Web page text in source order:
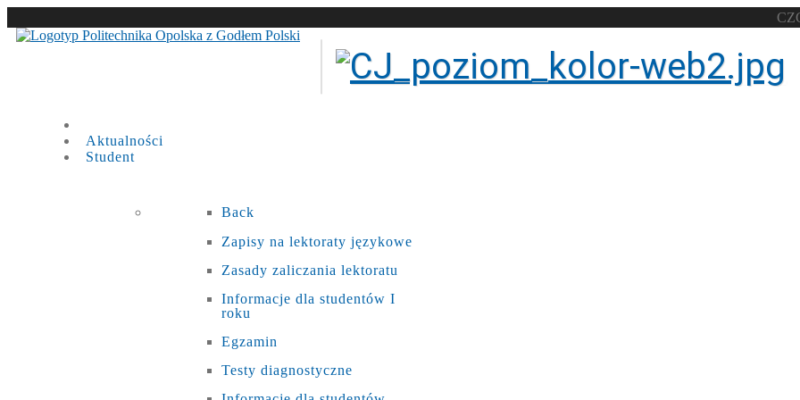
Aktualności
Student
Back
Zapisy na lektoraty językowe
Zasady zaliczania lektoratu
Informacje dla studentów I
roku
Egzamin
Testy diagnostyczne